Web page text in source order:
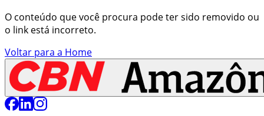
O conteúdo que você procura pode ter sido removido ou
o link está incorreto.
Voltar para a Home